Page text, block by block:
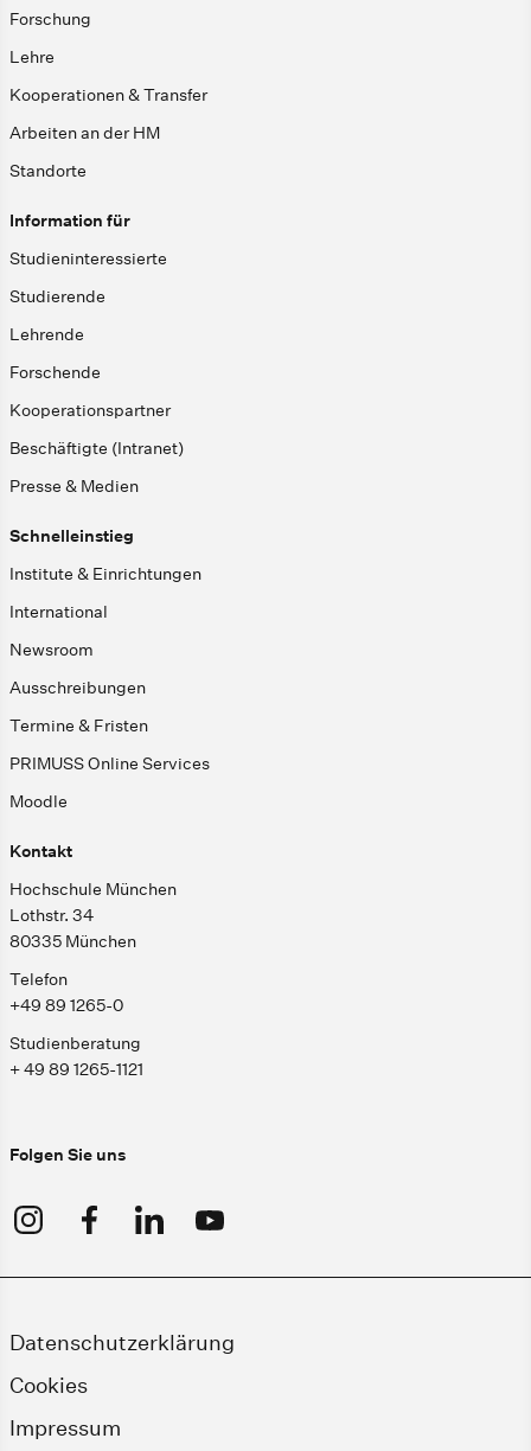
Forschung
Lehre
Kooperationen & Transfer
Arbeiten an der HM
Standorte
Information für
Studieninteressierte
Studierende
Lehrende
Forschende
Kooperationspartner
Beschäftigte (Intranet)
Presse & Medien
Schnelleinstieg
Institute & Einrichtungen
International
Newsroom
Ausschreibungen
Termine & Fristen
PRIMUSS Online Services
Moodle
Kontakt
Hochschule München
Lothstr. 34
80335 München
Telefon
+49 89 1265-0
Studienberatung
+ 49 89 1265-1121
Folgen Sie uns
Datenschutzerklärung
Cookies
Impressum